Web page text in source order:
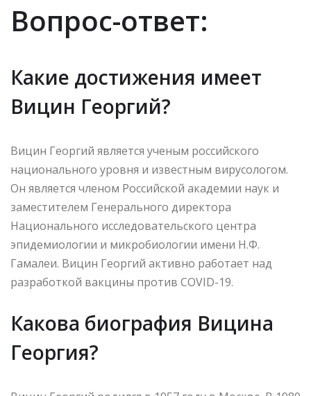
Вопрос-ответ:
Какие достижения имеет
Вицин Георгий?
Вицин Георгий является ученым российского
национального уровня и известным вирусологом.
Он является членом Российской академии наук и
заместителем Генерального директора
Национального исследовательского центра
эпидемиологии и микробиологии имени Н.Ф.
Гамалеи. Вицин Георгий активно работает над
разработкой вакцины против COVID-19.
Какова биография Вицина
Георгия?